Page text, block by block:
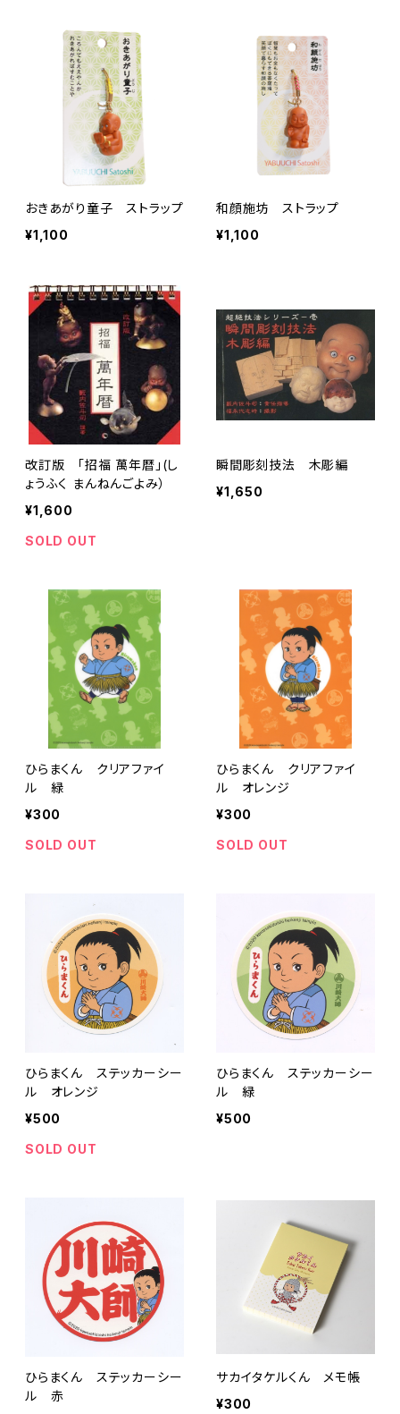
おきあがり童子 ストラップ
¥1,100
和顔施坊 ストラップ
¥1,100
改訂版 「招福 萬年暦」(し
ょうふく まんねんごよみ）
¥1,600
SOLD OUT
瞬間彫刻技法 木彫編
¥1,650
ひらまくん クリアファイ
ル 緑
¥300
SOLD OUT
ひらまくん クリアファイ
ル オレンジ
¥300
SOLD OUT
ひらまくん ステッカーシー
ル オレンジ
¥500
SOLD OUT
ひらまくん ステッカーシー
ル 緑
¥500
ひらまくん ステッカーシー
ル 赤
サカイタケルくん メモ帳
¥300